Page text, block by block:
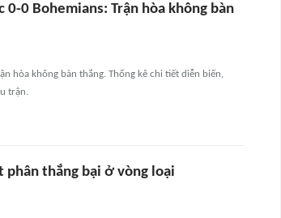
0-0 Bohemians: Trận hòa không bàn
hòa không bàn thắng. Thống kê chi tiết diễn biến,
trận.
phân thắng bại ở vòng loại